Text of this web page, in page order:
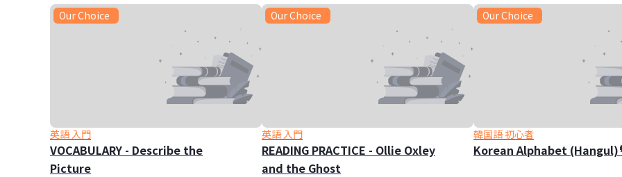
Our Choice
英語 入門
VOCABULARY - Describe the
Picture
Our Choice
英語 入門
READING PRACTICE - Ollie Oxley
and the Ghost
Our Choice
韓国語 初心者
Korean Alphabet